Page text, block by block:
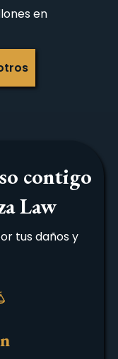
en
contigo
Law
tus daños y